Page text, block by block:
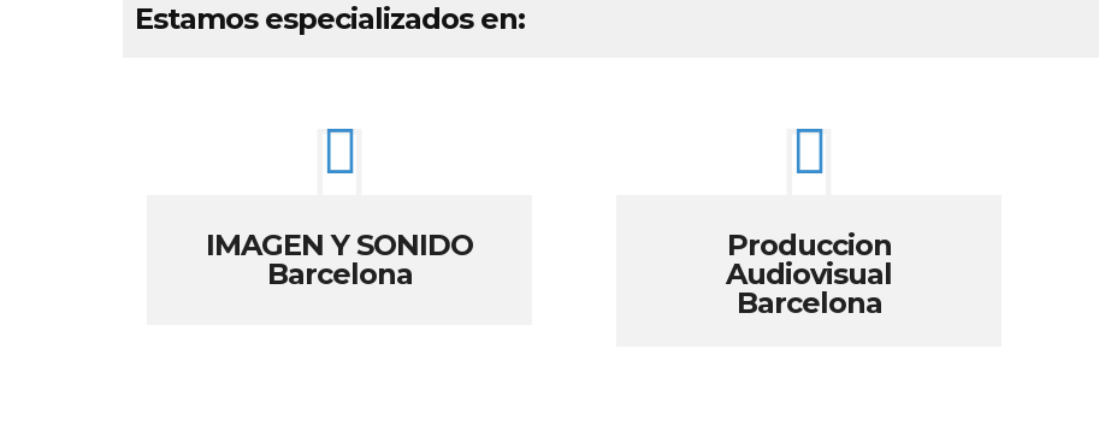
Estamos especializados en:
IMAGEN Y SONIDO
Barcelona
Produccion
Audiovisual
Barcelona